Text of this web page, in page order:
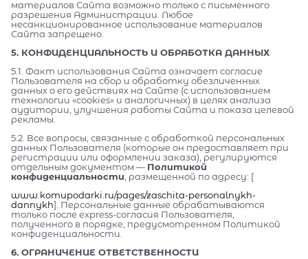
материалов Сайта возможно только с письменного
разрешения Администрации. Любое
несанкционированное использование материалов
Сайта запрещено.
5. КОНФИДЕНЦИАЛЬНОСТЬ И ОБРАБОТКА ДАННЫХ
5.1. Факт использования Сайта означает согласие
Пользователя на сбор и обработку обезличенных
данных о его действиях на Сайте (с использованием
технологии «cookies» и аналогичных) в целях анализа
аудитории, улучшения работы Сайта и показа целевой
рекламы.
5.2. Все вопросы, связанные с обработкой персональных
данных Пользователя (которые он предоставляет при
регистрации или оформлении заказа), регулируются
отдельным документом — Политикой
конфиденциальности, размещенной по адресу: [
www.komupodarki.ru/pages/zaschita-personalnykh-
dannykh]. Персональные данные обрабатываются
только после express-согласия Пользователя,
полученного в порядке, предусмотренном Политикой
конфиденциальности.
6. ОГРАНИЧЕНИЕ ОТВЕТСТВЕННОСТИ